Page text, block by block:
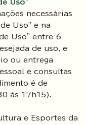
Uso"
necessárias
Uso" e na
Uso" entre 6
de uso, e
ou entrega
e consultas
é de
às 17h15).
e Esportes da